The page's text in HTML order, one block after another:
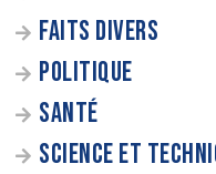
FAITS DIVERS
POLITIQUE
SANTÉ
SCIENCE ET